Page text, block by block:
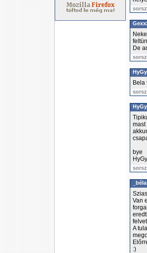
De
HyGy
Bela
HyGy
mast
bye
HyGy
_béla
Van
A
:)